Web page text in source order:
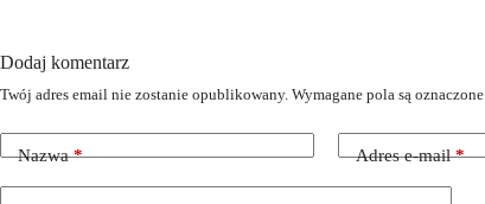
Dodaj komentarz
Twój adres email nie zostanie opublikowany. Wymagane pola są oznaczone
Nazwa* Adres e-mail*